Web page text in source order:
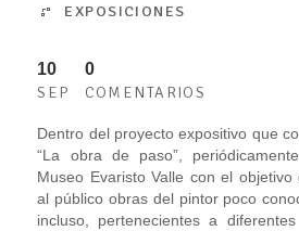
EXPOSICIONES
10
SEP
0
COMENTARIOS
Dentro del proyecto expositivo que
“La obra de paso”,
Museo Evaristo Valle con el
al público obras del pintor poco
incluso, pertenecientes a